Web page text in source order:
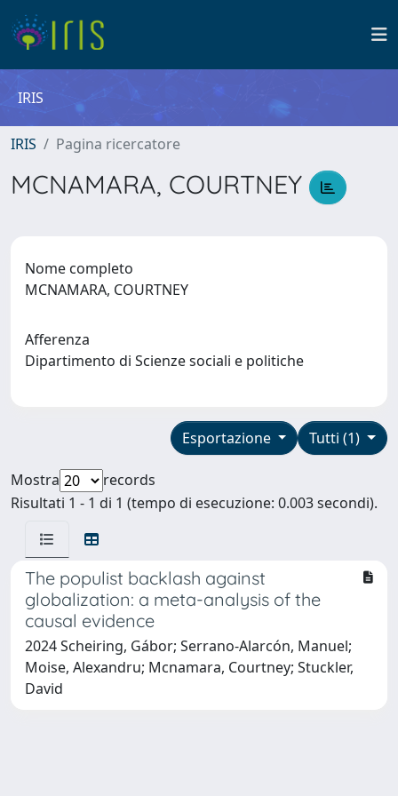
IRIS
IRIS Pagina ricercatore
MCNAMARA, COURTNEY
Nome completo
MCNAMARA, COURTNEY
Afferenza
Dipartimento di Scienze sociali e politiche
Tutti (1)
Esportazione
Mostra
records
Risultati 1 - 1 di 1 (tempo di esecuzione: 0.003 secondi).
The populist backlash against
globalization: a meta-analysis of the
causal evidence
2024 Scheiring, Gábor; Serrano-Alarcón, Manuel;
Moise, Alexandru; Mcnamara, Courtney; Stuckler,
David